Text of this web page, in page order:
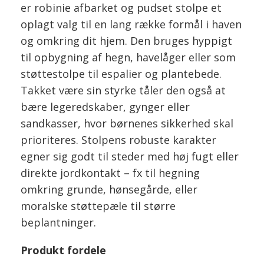
er robinie afbarket og pudset stolpe et
oplagt valg til en lang række formål i haven
og omkring dit hjem. Den bruges hyppigt
til opbygning af hegn, havelåger eller som
støttestolpe til espalier og plantebede.
Takket være sin styrke tåler den også at
bære legeredskaber, gynger eller
sandkasser, hvor børnenes sikkerhed skal
prioriteres. Stolpens robuste karakter
egner sig godt til steder med høj fugt eller
direkte jordkontakt – fx til hegning
omkring grunde, hønsegårde, eller
moralske støttepæle til større
beplantninger.
Produkt fordele